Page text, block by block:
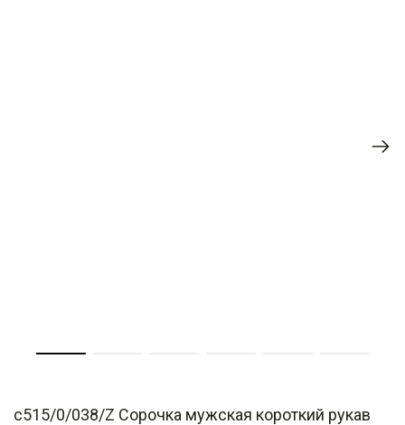
c515/0/038/Z Сорочка мужская короткий рукав